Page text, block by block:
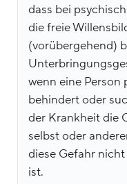
dass bei
die freie
(vorübergehend)
wenn eine Person
behindert oder
der Krankheit die
selbst oder
diese Gefahr
ist.